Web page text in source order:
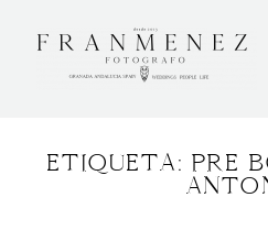
ETIQUETA: PRE